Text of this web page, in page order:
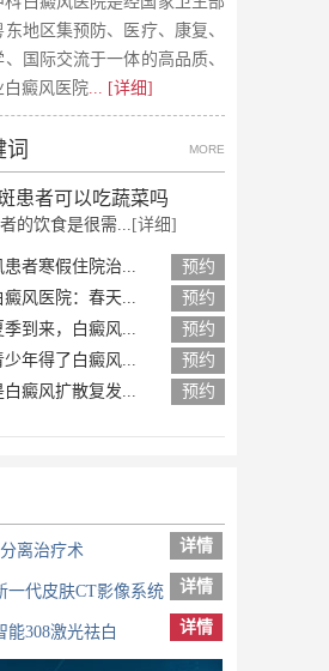
地区集预防、医疗、康复、
国际交流于一体的高品质、
白癜风医院... [详细]
MORE
患者可以吃蔬菜吗
的饮食是很需... [详细]
患者寒假住院治... 预约
癜风医院：春天... 预约
季到来，白癜风... 预约
少年得了白癜风... 预约
白癜风扩散复发... 预约
离治疗术 详情
一代皮肤CT影像系统 详情
能308激光祛白 详情